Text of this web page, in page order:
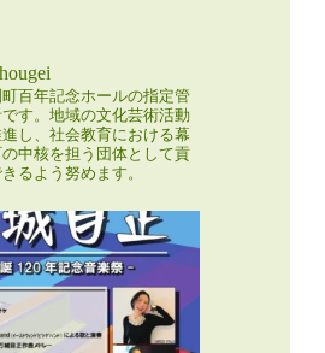
百年記念ホールの指定管
す。地域の文化芸術活動
し、社会教育における幕
中核を担う団体として貢
るよう努めます。